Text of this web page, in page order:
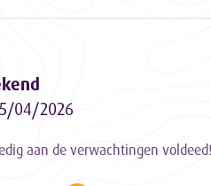
04/2026
aan de verwachtingen voldeed!